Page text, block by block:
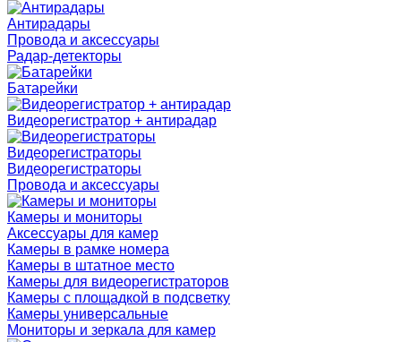
Антирадары
Провода и аксессуары
Радар-детекторы
Батарейки
Видеорегистратор + антирадар
Видеорегистраторы
Видеорегистраторы
Провода и аксессуары
Камеры и мониторы
Аксессуары для камер
Камеры в рамке номера
Камеры в штатное место
Камеры для видеорегистраторов
Камеры с площадкой в подсветку
Камеры универсальные
Мониторы и зеркала для камер